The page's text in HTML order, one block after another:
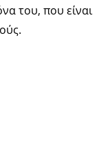
του, που είναι